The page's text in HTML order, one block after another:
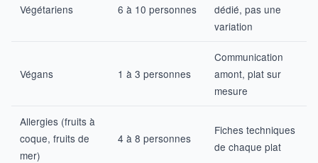
Végétariens 6 à 10 personnes
dédié, pas une
variation
Végans 1 à 3 personnes
Communication
amont, plat sur
mesure
Allergies (fruits à
coque, fruits de
mer)
4 à 8 personnes
Fiches techniques
de chaque plat